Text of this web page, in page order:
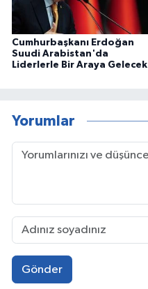
Cumhurbaşkanı Erdoğan
Suudi Arabistan'da
Liderlerle Bir Araya Gelecek
Yorumlar
Gönder